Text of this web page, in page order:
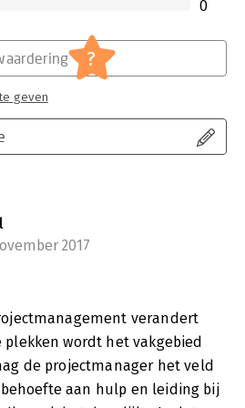
belangrijker wordende
In hoeverre kan de veel
daarbij helpen?
een aantal scenario’s
ontwikkeling van de professie,
trends. De trends zijn door de
mede op basis van soms
van ervaren collega’s uit het veld.
inspirerende verhalen die zijn
projectmanagers die op zeer
projecten hebben
0
?
geven
2017
verandert
plekken wordt het vakgebied
de projectmanager het veld
aan hulp en leiding bij